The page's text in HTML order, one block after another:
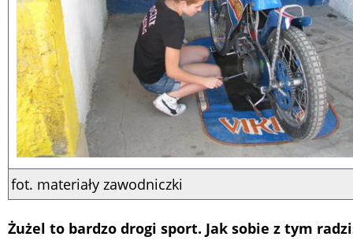
fot. materiały zawodniczki
Żużel to bardzo drogi sport. Jak sobie z tym